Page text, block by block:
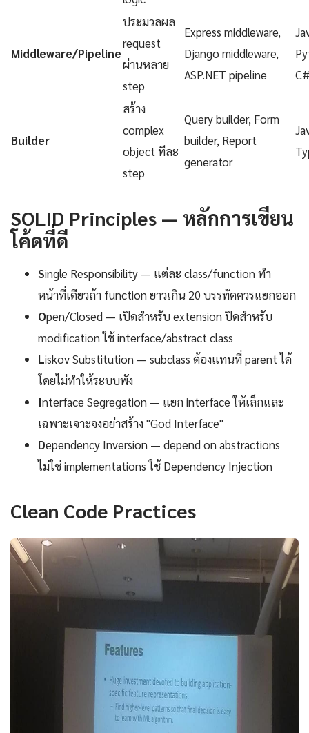
Middleware/Pipeline
ประมวลผล
request
ผ่านหลาย
step
Express middleware,
Django middleware,
ASP.NET pipeline
Builder
สร้าง
complex
object ทีละ
step
Query builder, Form
builder, Report
generator
SOLID Principles — หลักการเขียน
โค้ดที่ดี
Single Responsibility — แต่ละ class/function ทำ
หน้าที่เดียวถ้า function ยาวเกิน 20 บรรทัดควรแยกออก
Open/Closed — เปิดสำหรับ extension ปิดสำหรับ
modification ใช้ interface/abstract class
Liskov Substitution — subclass ต้องแทนที่ parent ได้
โดยไม่ทำให้ระบบพัง
Interface Segregation — แยก interface ให้เล็กและ
เฉพาะเจาะจงอย่าสร้าง "God Interface"
Dependency Inversion — depend on abstractions
ไม่ใช่ implementations ใช้ Dependency Injection
Clean Code Practices